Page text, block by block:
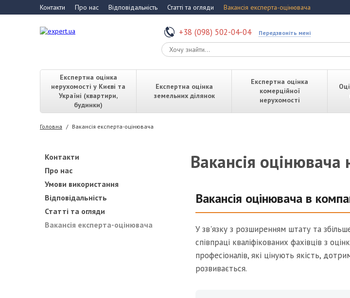
Контакти Про нас Відповідальність Статті та огляди Вакансія експерта-оцінювача
+38 (098) 502-04-04 Передзвоніть мені
Експертна оцінка
нерухомості у Києві та
Україні (квартири,
будинки)
Експертна оцінка
земельних ділянок
Експертна оцінка
комерційної
нерухомості
Головна / Вакансія експерта-оцінювача
Контакти
Про нас
Умови використання
Відповідальність
Статті та огляди
Вакансія експерта-оцінювача
Вакансія
Вакансія оцінювача в
У зв'язку з розширенням штату та
співпраці кваліфікованих фахівців з
професіоналів, які цінують якість,
розвивається.